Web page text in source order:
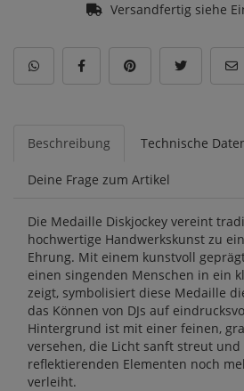
Versandfertig siehe
Beschreibung Technische
Deine Frage zum Artikel
Die Medaille Diskjockey vereint
hochwertige Handwerkskunst zu
Ehrung. Mit einem kunstvoll
einen singenden Menschen in ein
zeigt, symbolisiert diese Medaille
das Können von DJs auf
Hintergrund ist mit einer feinen,
versehen, die Licht sanft streut
reflektierenden Elementen noch
verleiht.